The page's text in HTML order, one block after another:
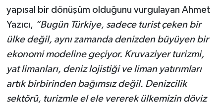
yapısal bir dönüşüm olduğunu vurgulayan Ahmet
Yazıcı, “Bugün Türkiye, sadece turist çeken bir
ülke değil, aynı zamanda denizden büyüyen bir
ekonomi modeline geçiyor. Kruvaziyer turizmi,
yat limanları, deniz lojistiği ve liman yatırımları
artık birbirinden bağımsız değil. Denizcilik
sektörü, turizmle el ele vererek ülkemizin döviz